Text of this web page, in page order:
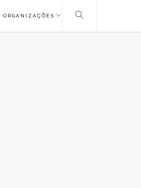
ORGANIZAÇÕES